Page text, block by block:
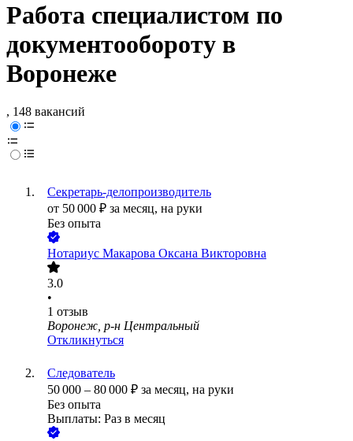
Работа специалистом по
документообороту в
Воронеже
, 148 вакансий
Секретарь-делопроизводитель
от 50 000 ₽ за месяц, на руки
Без опыта
Нотариус Макарова Оксана Викторовна
3.0
•
1 отзыв
Воронеж, р-н Центральный
Откликнуться
Следователь
50 000 – 80 000 ₽ за месяц, на руки
Без опыта
Выплаты: Раз в месяц